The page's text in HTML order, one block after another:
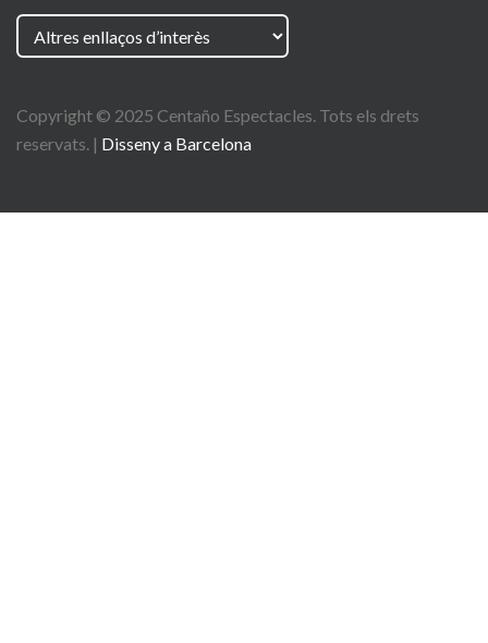
Copyright © 2025 Centaño Espectacles. Tots els drets
reservats. | Disseny a Barcelona